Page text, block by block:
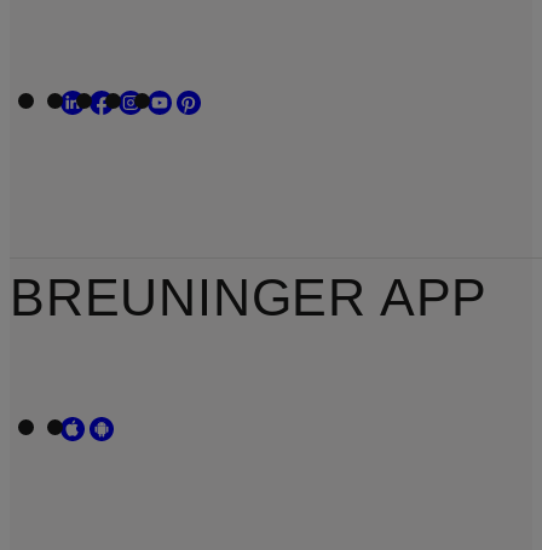
BREUNINGER APP